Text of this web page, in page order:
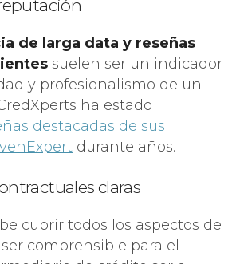
de larga data y reseñas
suelen ser un indicador
y profesionalismo de un
ha estado
destacadas de sus
durante años.
claras
cubrir todos los aspectos de
comprensible para el